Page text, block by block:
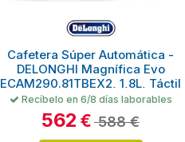
Cafetera Súper Automática -
DELONGHI Magnífica Evo
ECAM290.81TBEX2, 1,8L, Táctil
Recíbelo en 6/8 días laborables
562 €588 €